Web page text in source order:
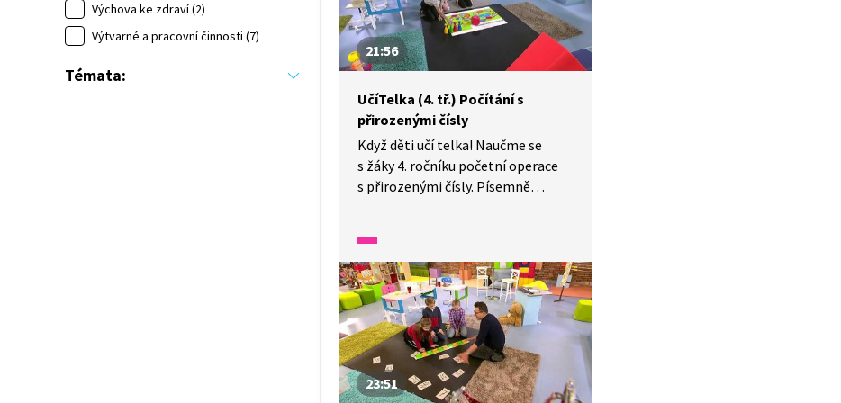
Výchova ke zdraví (2)
Výtvarné a pracovní činnosti (7)
Témata:
zahrajeme skákací hru.
21:56
UčíTelka (4. tř.) Počítání s
přirozenými čísly
Když děti učí telka! Naučme se
s žáky 4. ročníku početní operace
s přirozenými čísly. Písemně
změnit pořadí čísel? A při které se
naopak musíme držet daného
pořadí? Procvičíme si počítání
a na závěr si společně zahrajeme
hru.
23:51